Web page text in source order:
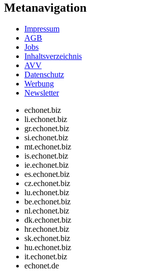
Metanavigation
Impressum
AGB
Jobs
Inhaltsverzeichnis
AVV
Datenschutz
Werbung
Newsletter
echonet.biz
li.echonet.biz
gr.echonet.biz
si.echonet.biz
mt.echonet.biz
is.echonet.biz
ie.echonet.biz
es.echonet.biz
cz.echonet.biz
lu.echonet.biz
be.echonet.biz
nl.echonet.biz
dk.echonet.biz
hr.echonet.biz
sk.echonet.biz
hu.echonet.biz
it.echonet.biz
echonet.de